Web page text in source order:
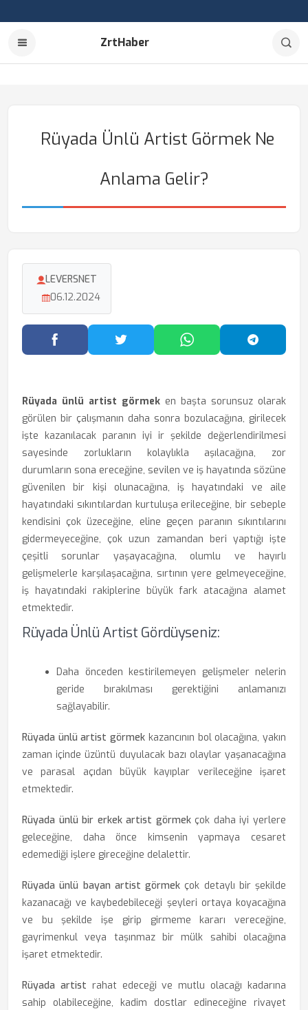
ZrtHaber
Rüyada Ünlü Artist Görmek Ne
Anlama Gelir?
LEVERSNET
06.12.2024
Facebook'ta PaylaşTwitter'da PaylaşWhatsApp'ta Paylaş
Rüyada ünlü artist görmek en başta sorunsuz olarak
görülen bir çalışmanın daha sonra bozulacağına, girilecek
işte kazanılacak paranın iyi ir şekilde değerlendirilmesi
sayesinde zorlukların kolaylıkla aşılacağına, zor
durumların sona ereceğine, sevilen ve iş hayatında sözüne
güvenilen bir kişi olunacağına, iş hayatındaki ve aile
hayatındaki sıkıntılardan kurtuluşa erileceğine, bir sebeple
kendisini çok üzeceğine, eline geçen paranın sıkıntılarını
gidermeyeceğine, çok uzun zamandan beri yaptığı işte
çeşitli sorunlar yaşayacağına, olumlu ve hayırlı
gelişmelerle karşılaşacağına, sırtının yere gelmeyeceğine,
iş hayatındaki rakiplerine büyük fark atacağına alamet
etmektedir.
Rüyada Ünlü Artist Gördüyseniz:
Daha önceden kestirilemeyen gelişmeler nelerin
geride bırakılması gerektiğini anlamanızı
sağlayabilir.
Rüyada ünlü artist görmek kazancının bol olacağına, yakın
zaman içinde üzüntü duyulacak bazı olaylar yaşanacağına
ve parasal açıdan büyük kayıplar verileceğine işaret
etmektedir.
Rüyada ünlü bir erkek artist görmekçok daha iyi yerlere
geleceğine, daha önce kimsenin yapmaya cesaret
edemediği işlere gireceğine delalettir.
Rüyada ünlü bayan artist görmek çok detaylı bir şekilde
kazanacağı ve kaybedebileceği şeyleri ortaya koyacağına
ve bu şekilde işe girip girmeme kararı vereceğine,
gayrimenkul veya taşınmaz bir mülk sahibi olacağına
işaret etmektedir.
Rüyada artist rahat edeceği ve mutlu olacağı kadarına
sahip olabileceğine, kadim dostlar edineceğine rivayet